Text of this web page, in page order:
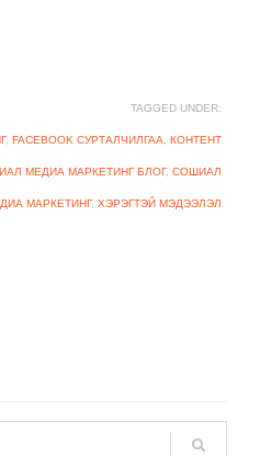
TAGGED UNDER:
, FACEBOOK СУРТАЛЧИЛГАА КОНТЕНТ
МЕДИА МАРКЕТИНГ БЛОГ, СОШИАЛ
МАРКЕТИНГ, ХЭРЭГТЭЙ МЭДЭЭЛЭЛ